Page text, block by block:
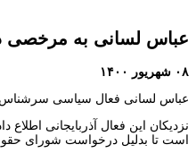
عباس لسانی به مرخصی
۰۸ شهریور ۱۴۰۰
عباس لسانی فعال سیاسی سرشناس تورک آذربایجانی ساعت ۱۸:۳۰ امروز دوشنبه ۸ شهریور ۱۴۰۰ با
است تا بدلیل درخواست شورای